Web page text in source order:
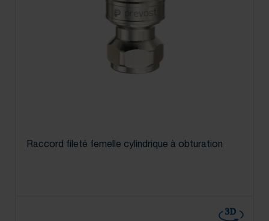
Raccord fileté femelle cylindrique à obturation
3D